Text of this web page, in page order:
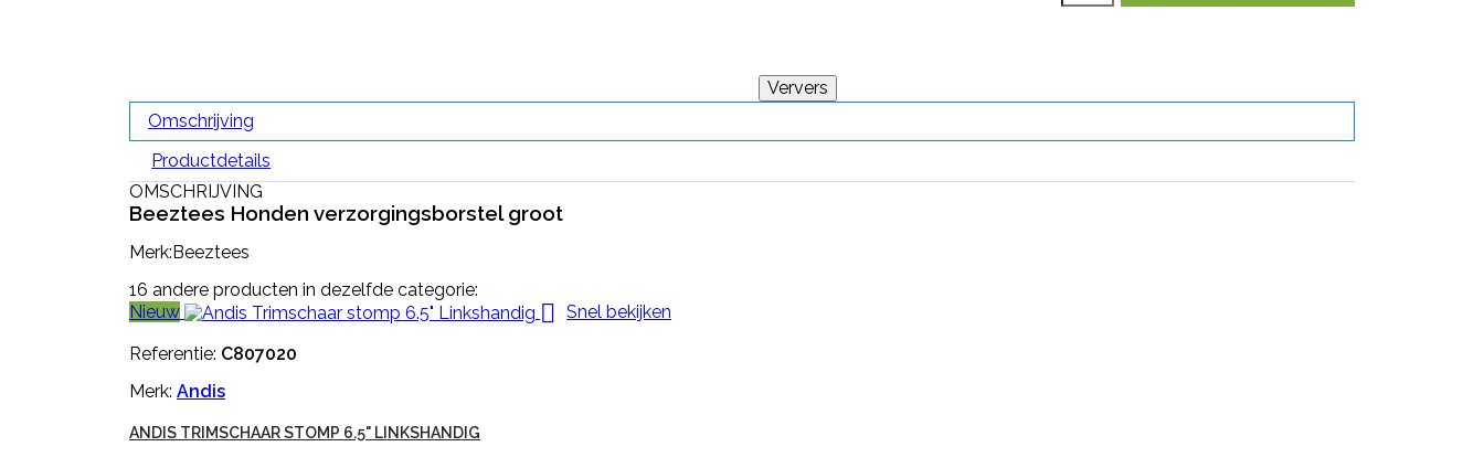
Omschrijving
Productdetails
OMSCHRIJVING
Beeztees Honden verzorgingsborstel groot
Merk:Beeztees
16 andere producten in dezelfde categorie:
Nieuw
 Snel bekijken
Referentie: C807020
Merk: Andis
ANDIS TRIMSCHAAR STOMP 6.5" LINKSHANDIG